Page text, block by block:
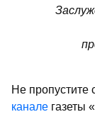
Не пропустите
канале газеты